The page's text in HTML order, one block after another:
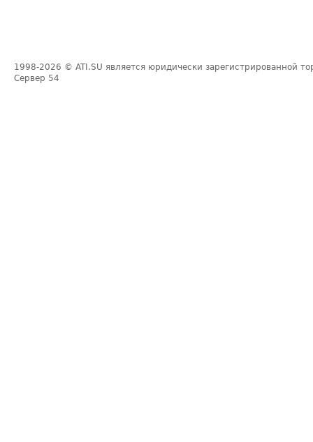
1998-2026 © ATI.SU является юридически зарегистрированной
Сервер 54